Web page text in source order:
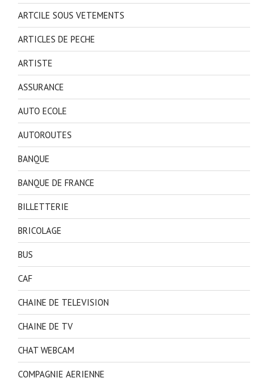
ARTCILE SOUS VETEMENTS
ARTICLES DE PECHE
ARTISTE
ASSURANCE
AUTO ECOLE
AUTOROUTES
BANQUE
BANQUE DE FRANCE
BILLETTERIE
BRICOLAGE
BUS
CAF
CHAINE DE TELEVISION
CHAINE DE TV
CHAT WEBCAM
COMPAGNIE AERIENNE